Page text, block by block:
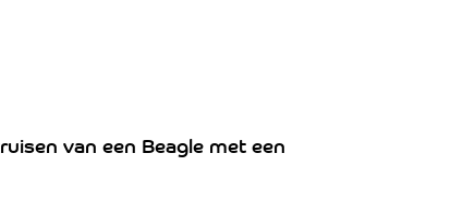
van een Beagle met een